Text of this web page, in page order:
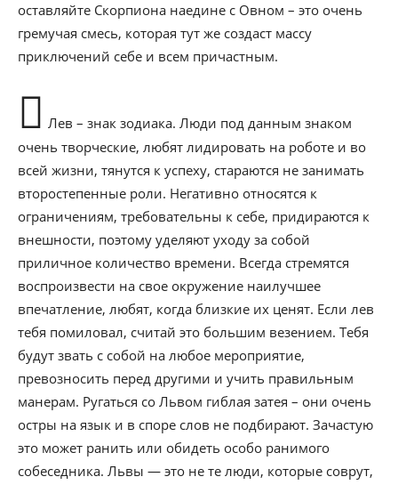
оставляйте Скорпиона наедине с Овном – это очень
гремучая смесь, которая тут же создаст массу
приключений себе и всем причастным.
Лев – знак зодиака. Люди под данным знаком
очень творческие, любят лидировать на роботе и во
всей жизни, тянутся к успеху, стараются не занимать
второстепенные роли. Негативно относятся к
ограничениям, требовательны к себе, придираются к
внешности, поэтому уделяют уходу за собой
приличное количество времени. Всегда стремятся
воспроизвести на свое окружение наилучшее
впечатление, любят, когда близкие их ценят. Если лев
тебя помиловал, считай это большим везением. Тебя
будут звать с собой на любое мероприятие,
превозносить перед другими и учить правильным
манерам. Ругаться со Львом гиблая затея – они очень
остры на язык и в споре слов не подбирают. Зачастую
это может ранить или обидеть особо ранимого
собеседника. Львы — это не те люди, которые соврут,